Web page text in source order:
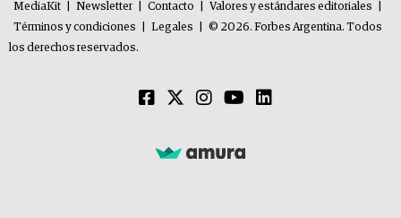
MediaKit Newsletter Contacto Valores y estándares editoriales
Términos y condiciones
Legales
© 2026. Forbes Argentina. Todos
los derechos reservados.